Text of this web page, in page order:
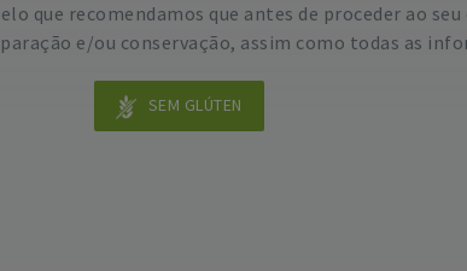
que recomendamos que antes de proceder ao
e/ou conservação, assim como todas as
SEM GLÚTEN